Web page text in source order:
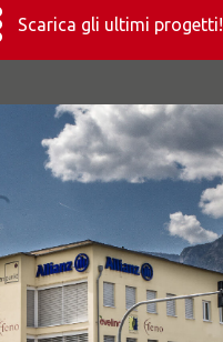
Scarica gli ultimi progetti!